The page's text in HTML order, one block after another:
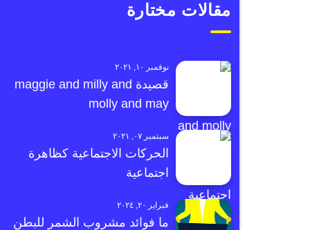
مقالات مختارة
نوفمبر ١٠, ٢٠٢١
قصيدة maggie and milly and
molly and may
سبتمبر ٠٧, ٢٠٢١
الحركات الاجتماعية كظاهرة
اجتماعية
فبراير ٢٠, ٢٠٢٤
ما فوائد مشروب الشمر للبطن